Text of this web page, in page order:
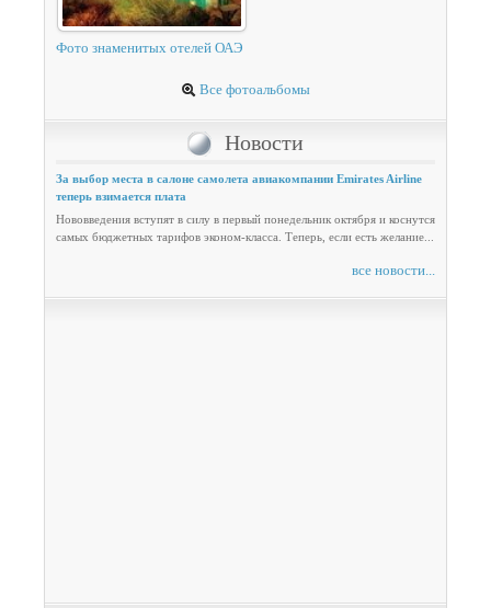
Фото знаменитых отелей ОАЭ
Все фотоальбомы
Новости
За выбор места в салоне самолета авиакомпании Emirates Airline
теперь взимается плата
Нововведения вступят в силу в первый понедельник октября и коснутся
самых бюджетных тарифов эконом-класса. Теперь, если есть желание...
все новости...